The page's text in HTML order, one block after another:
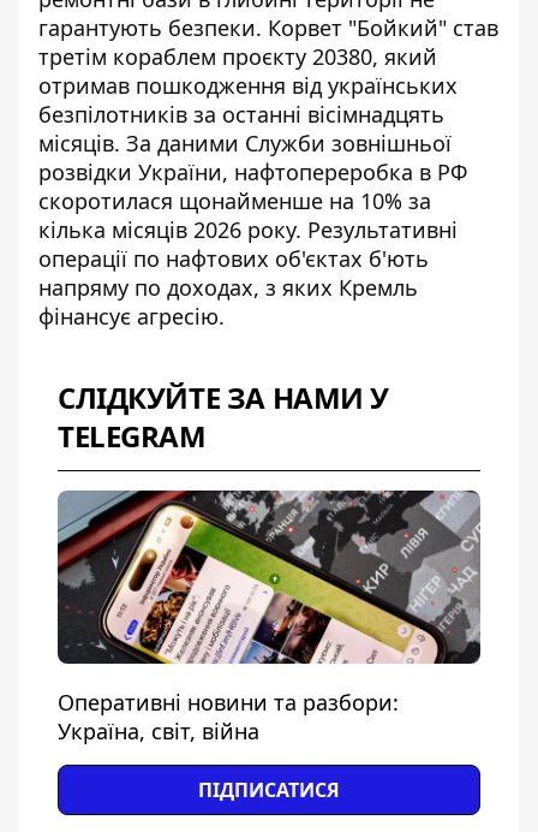
гарантують безпеки. Корвет "Бойкий" став
третім кораблем проєкту 20380, який
отримав пошкодження від українських
безпілотників за останні вісімнадцять
місяців. За даними Служби зовнішньої
розвідки України, нафтопереробка в РФ
скоротилася щонайменше на 10% за
кілька місяців 2026 року. Результативні
операції по нафтових об'єктах б'ють
напряму по доходах, з яких Кремль
фінансує агресію.
СЛІДКУЙТЕ ЗА НАМИ У
TELEGRAM
Оперативні новини та разбори:
Україна, світ, війна
ПІДПИСАТИСЯ